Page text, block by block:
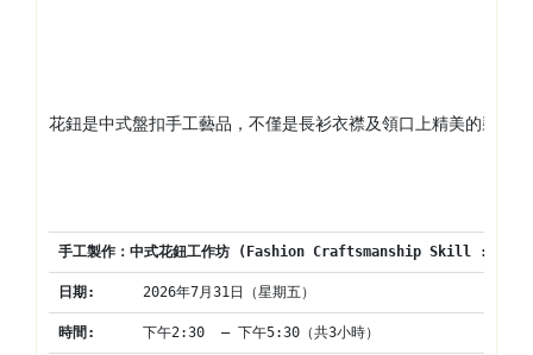
花鈕是中式盤扣手工藝品，不僅是長衫衣襟及領口上精美的裝飾
手工製作：中式花鈕工作坊 (Fashion Craftsmanship Skill :
日期 : 2026年7月31日（星期五）
時間 : 下午2:30  – 下午5:30（共3小時）